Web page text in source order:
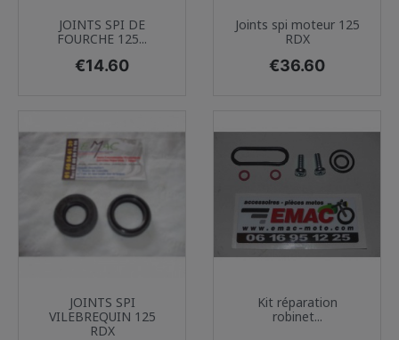
JOINTS SPI DE
FOURCHE 125...
Price
€14.60
Joints spi moteur 125
RDX
Price
€36.60
JOINTS SPI
VILEBREQUIN 125
RDX
Kit réparation
robinet...